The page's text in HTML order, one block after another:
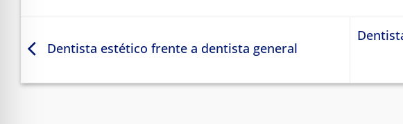
Dentista estético frente a dentista general